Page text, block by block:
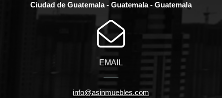
Ciudad de Guatemala - Guatemala - Guatemala
EMAIL
info@asinmuebles.com